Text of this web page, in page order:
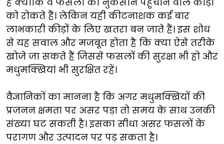
को रोकते हैं। लेकिन यही कीटनाशक कई बार
लाभकारी कीड़ों के लिए खतरा बन जाते हैं। इस शोध
से यह सवाल और मजबूत होता है कि क्या ऐसे तरीके
खोजे जा सकते हैं जिससे फसलों की सुरक्षा भी हो और
मधुमक्खियां भी सुरक्षित रहें।
वैज्ञानिकों का मानना है कि अगर मधुमक्खियों की
प्रजनन क्षमता पर असर पड़ा तो समय के साथ उनकी
संख्या घट सकती है। इसका सीधा असर फसलों के
परागण और उत्पादन पर पड़ सकता है।